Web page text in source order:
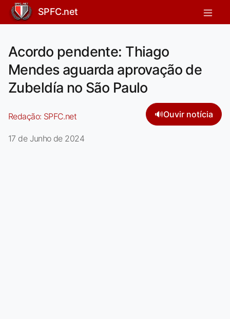
SPFC.net
Acordo pendente: Thiago
Mendes aguarda aprovação de
Zubeldía no São Paulo
Redação: SPFC.net 🔊Ouvir notícia
17 de Junho de 2024